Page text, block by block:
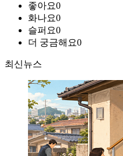
좋아요0
화나요0
슬퍼요0
더 궁금해요0
최신뉴스